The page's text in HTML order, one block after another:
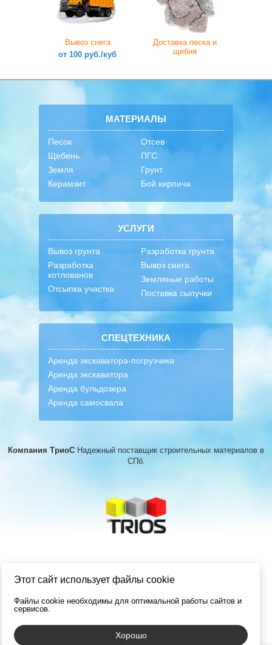
Вывоз снега
от 100 руб./куб
Доставка песка и
щебня
МАТЕРИАЛЫ
Песок
Щебень
Земля
Керамзит
Отсев
ПГС
Грунт
Бой кирпича
УСЛУГИ
Вывоз грунта
Разработка
котлованов
Отсыпка участка
Разработка грунта
Вывоз снега
Земляные работы
Поставка сыпучки
СПЕЦТЕХНИКА
Аренда экскаватора-погрузчика
Аренда экскаватора
Аренда бульдозера
Аренда самосвала
Компания ТриоС Надежный поставщик строительных материалов в
СПб.
Этот сайт использует файлы cookie
Файлы cookie необходимы для оптимальной работы сайтов и
сервисов.
Хорошо